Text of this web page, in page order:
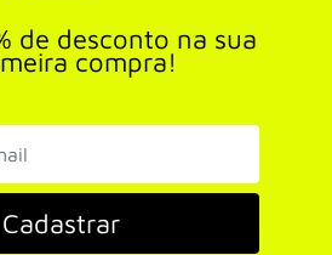
de desconto na sua
compra!
Cadastrar